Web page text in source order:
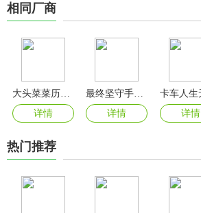
相同厂商
详情
详情
详情
热门推荐